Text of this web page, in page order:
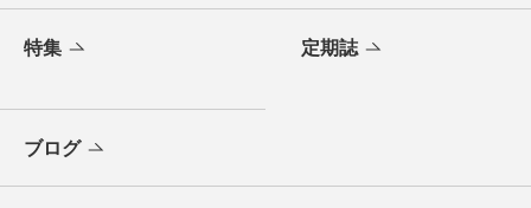
特集 定期誌
ブログ